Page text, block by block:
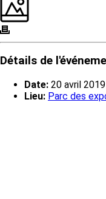
Détails de
Date: 20 avril
Lieu: Parc des